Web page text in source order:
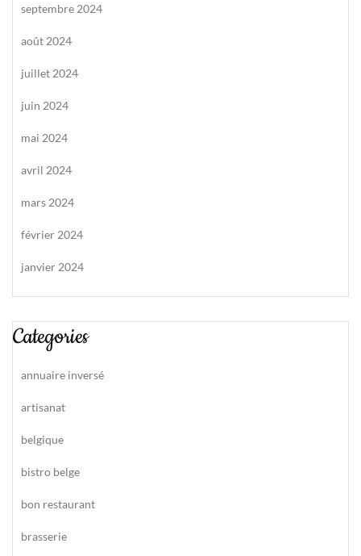
septembre 2024
août 2024
juillet 2024
juin 2024
mai 2024
avril 2024
mars 2024
février 2024
janvier 2024
Categories
annuaire inversé
artisanat
belgique
bistro belge
bon restaurant
brasserie